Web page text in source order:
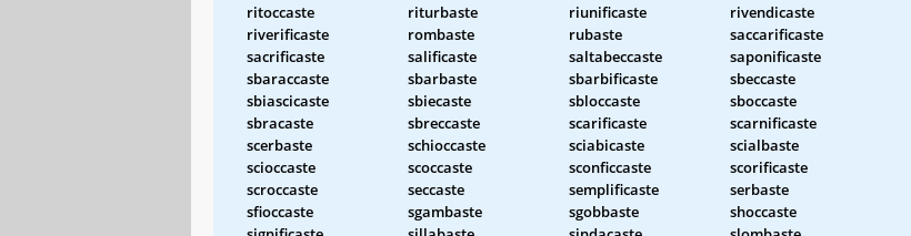
ritoccaste
riturbaste riunificaste
rivendicaste
riverificaste
rombaste rubaste
saccarificaste
sacrificaste
salificaste saltabeccaste
saponificaste
sbaraccaste
sbarbaste sbarbificaste
sbeccaste
sbiascicaste
sbiecaste sbloccaste
sboccaste
sbracaste
sbreccaste scarificaste
scarnificaste
scerbaste
schioccaste sciabicaste
scialbaste
scioccaste
scoccaste sconficcaste
scorificaste
scroccaste
seccaste semplificaste
serbaste
sfioccaste
sgambaste sgobbaste
shoccaste